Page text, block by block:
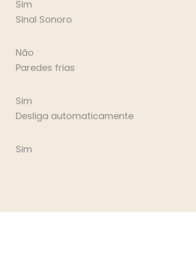
Sim
Sinal Sonoro
Não
Paredes frias
Sim
Desliga automaticamente
Sim